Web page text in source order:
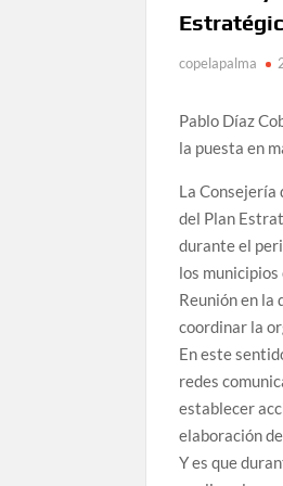
copelapalma
Pablo Díaz
la puesta en
La Consejería
del Plan
durante el
los
Reunión en la
coordinar la
En este
redes
establecer
elaboración
Y es que